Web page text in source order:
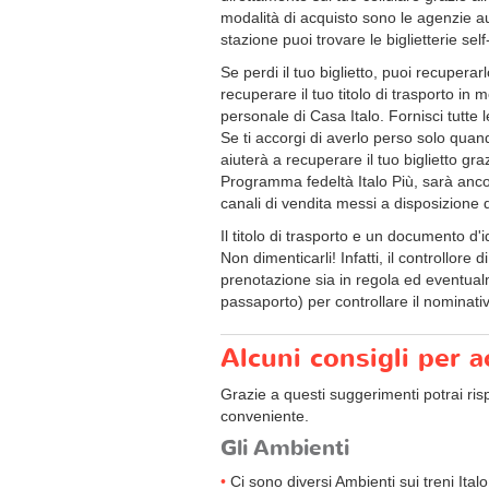
modalità di acquisto sono le agenzie
stazione puoi trovare le biglietterie
Se perdi il tuo biglietto, puoi
recuperare il tuo titolo di trasporto in
personale di Casa Italo. Fornisci tutte
Se ti accorgi di averlo perso solo
aiuterà a recuperare il tuo biglietto
Programma fedeltà Italo Più, sarà
canali di vendita messi a disposizione
Il titolo di trasporto e un documento
Non dimenticarli! Infatti, il controllore
prenotazione sia in regola ed
passaporto) per controllare il
Alcuni consigli per
Grazie a questi suggerimenti potrai
conveniente.
Gli Ambienti
Ci sono diversi Ambienti sui treni